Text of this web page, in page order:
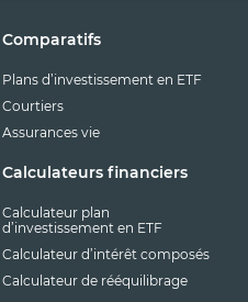
Comparatifs
Plans d’investissement en ETF
Courtiers
Assurances vie
Calculateurs financiers
Calculateur plan
d’investissement en ETF
Calculateur d’intérêt composés
Calculateur de rééquilibrage